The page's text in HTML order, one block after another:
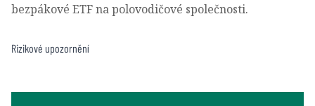
bezpákové ETF na polovodičové společnosti.
Rizikové upozornění